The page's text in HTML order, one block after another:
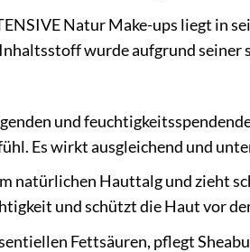
Natur Make-ups liegt in
wurde aufgrund seiner
und
Es wirkt ausgleichend und
natürlichen Hauttalg und zieht
und schützt die Haut vor
Fettsäuren, pflegt